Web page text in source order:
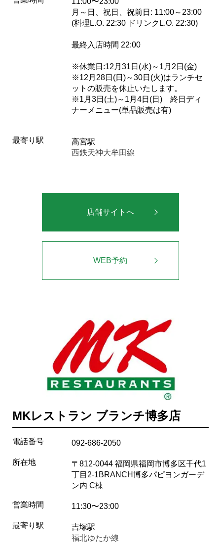
月～日、祝日、祝前日: 11:00～23:00
(料理L.O. 22:30 ドリンクL.O. 22:30)
最終入店時間 22:00
※休業日:12月31日(水)～1月2日(金)
※12月28日(日)～30日(火)はランチセ
ットの販売を休止いたします。
※1月3日(土)～1月4日(日) 終日ディ
ナーメニュー(単品販売は有)
最寄り駅
高宮駅
西鉄天神大牟田線
店舗サイトへ
WEB予約
MKレストラン ブランチ博多店
電話番号 092-686-2050
所在地
〒812-0044 福岡県福岡市博多区千代1
丁目2-1BRANCH博多パピヨンガーデ
ン内 C棟
営業時間 11:30〜23:00
最寄り駅
吉塚駅
福北ゆたか線